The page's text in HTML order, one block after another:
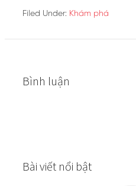
Filed Under: Khám phá
Bình luận
Bài viết nổi bật